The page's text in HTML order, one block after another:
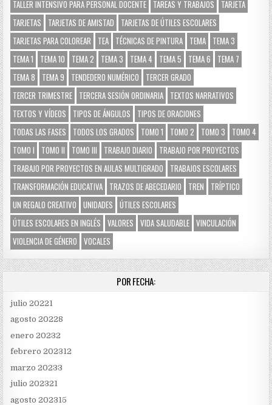
TALLER INTENSIVO PARA PERSONAL DOCENTE TAREAS Y TRABAJOS
TARJETA
TARJETAS
TARJETAS DE AMISTAD
TARJETAS DE ÚTILES ESCOLARES
TARJETAS PARA COLOREAR
TEA TÉCNICAS DE PINTURA TEMA TEMA 3
TEMA 1
TEMA 10 TEMA 2 TEMA 3 TEMA 4 TEMA 5 TEMA 6
TEMA 7
TEMA 8
TEMA 9 TENDEDERO NUMÉRICO
TERCER GRADO
TERCER TRIMESTRE TERCERA SESIÓN ORDINARIA TEXTOS NARRATIVOS
TEXTOS Y VÍDEOS
TIPOS DE ÁNGULOS
TIPOS DE ORACIONES
TODAS LAS FASES
TODOS LOS GRADOS TOMO 1 TOMO 2 TOMO 3
TOMO 4
TOMO I
TOMO II TOMO III TRABAJO DIARIO
TRABAJO POR PROYECTOS
TRABAJO POR PROYECTOS EN AULAS MULTIGRADO
TRABAJOS ESCOLARES
TRANSFORMACIÓN EDUCATIVA TRAZOS DE ABECEDARIO TREN
TRÍPTICO
UN REGALO CREATIVO
UNIDADES
ÚTILES ESCOLARES
ÚTILES ESCOLARES EN INGLÉS
VALORES VIDA SALUDABLE VINCULACIÓN
VIOLENCIA DE GÉNERO
VOCALES
POR FECHA:
julio 20221
agosto 20228
enero 20232
febrero 202312
marzo 20233
julio 202321
agosto 202315